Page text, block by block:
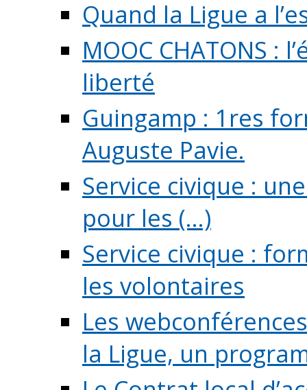
Quand la Ligue a
MOOC CHATONS
liberté
Guingamp : 1res
Auguste Pavie.
Service civique :
pour les (...)
Service civique :
les volontaires
Les
la Ligue, un